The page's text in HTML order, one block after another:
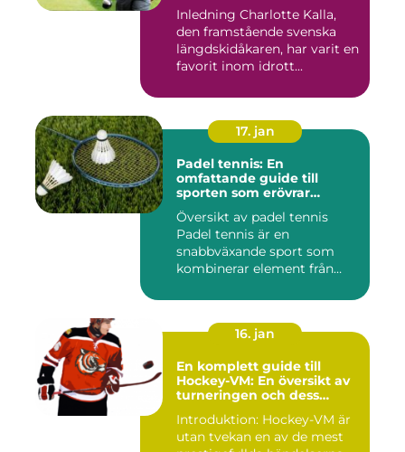
Inledning Charlotte Kalla,
den framstående svenska
längdskidåkaren, har varit en
favorit inom idrott...
17. jan
Padel tennis: En
omfattande guide till
sporten som erövrar
världen
Översikt av padel tennis
Padel tennis är en
snabbväxande sport som
kombinerar element från
16. jan
En komplett guide till
Hockey-VM: En översikt av
turneringen och dess
Introduktion: Hockey-VM är
utan tvekan en av de mest